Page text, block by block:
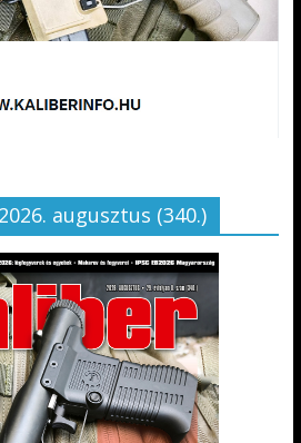
augusztus (340.)